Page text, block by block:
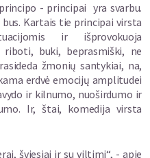
- principai yra svarbu.
Kartais tie principai virsta
ir išprovokuoja
riboti, buki, beprasmiški, ne
žmonių santykiai, na,
erdvė emocijų amplitudei
ir kilnumo, nuoširdumo ir
Ir, štai, komedija virsta
šviesiai ir su viltimi“, - apie